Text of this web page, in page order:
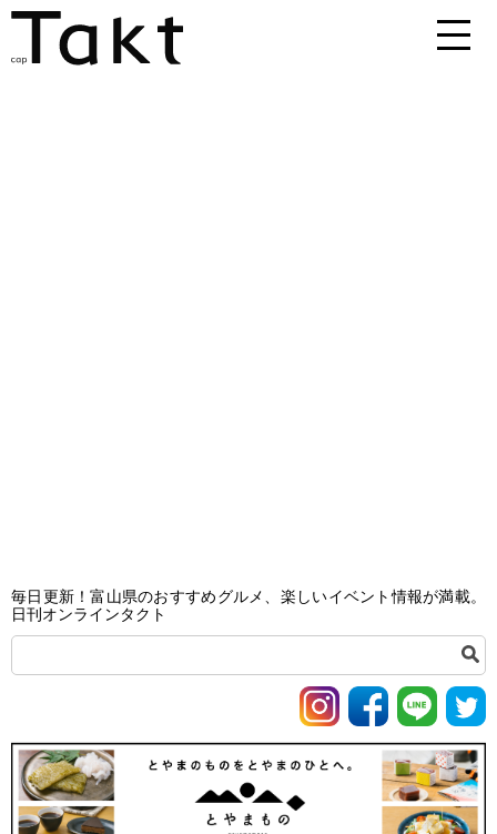
毎日更新！富山県のおすすめグルメ、楽しいイベント情報が満載。
日刊オンラインタクト